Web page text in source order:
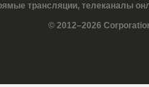
трансляции, телеканалы
© 2012–2026